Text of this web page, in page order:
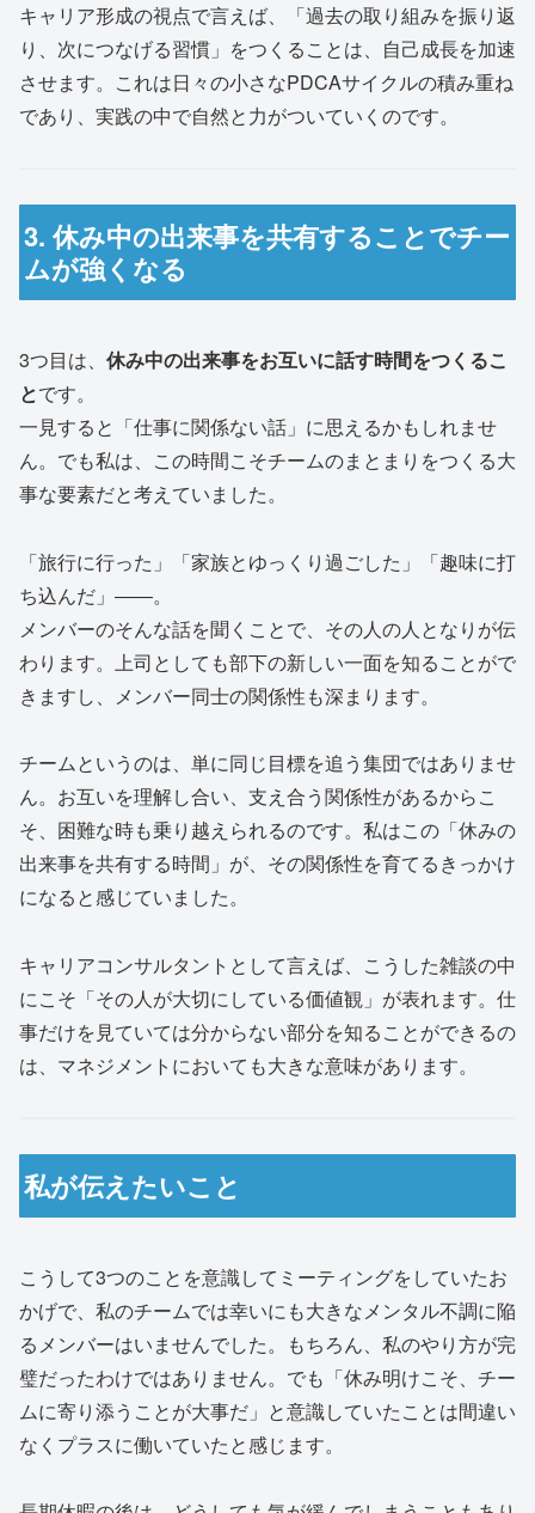
キャリア形成の視点で言えば、「過去の取り組みを振り返
り、次につなげる習慣」をつくることは、自己成長を加速
させます。これは日々の小さなPDCAサイクルの積み重ね
であり、実践の中で自然と力がついていくのです。
3. 休み中の出来事を共有することでチー
ムが強くなる
3つ目は、 休み中の出来事をお互いに話す時間をつくるこ
とです。
一見すると「仕事に関係ない話」に思えるかもしれませ
ん。でも私は、この時間こそチームのまとまりをつくる大
事な要素だと考えていました。
「旅行に行った」「家族とゆっくり過ごした」「趣味に打
ち込んだ」――。
メンバーのそんな話を聞くことで、その人の人となりが伝
わります。上司としても部下の新しい一面を知ることがで
きますし、メンバー同士の関係性も深まります。
チームというのは、単に同じ目標を追う集団ではありませ
ん。お互いを理解し合い、支え合う関係性があるからこ
そ、困難な時も乗り越えられるのです。私はこの「休みの
出来事を共有する時間」が、その関係性を育てるきっかけ
になると感じていました。
キャリアコンサルタントとして言えば、こうした雑談の中
にこそ「その人が大切にしている価値観」が表れます。仕
事だけを見ていては分からない部分を知ることができるの
は、マネジメントにおいても大きな意味があります。
私が伝えたいこと
こうして3つのことを意識してミーティングをしていたお
かげで、私のチームでは幸いにも大きなメンタル不調に陥
るメンバーはいませんでした。もちろん、私のやり方が完
璧だったわけではありません。でも「休み明けこそ、チー
ムに寄り添うことが大事だ」と意識していたことは間違い
なくプラスに働いていたと感じます。